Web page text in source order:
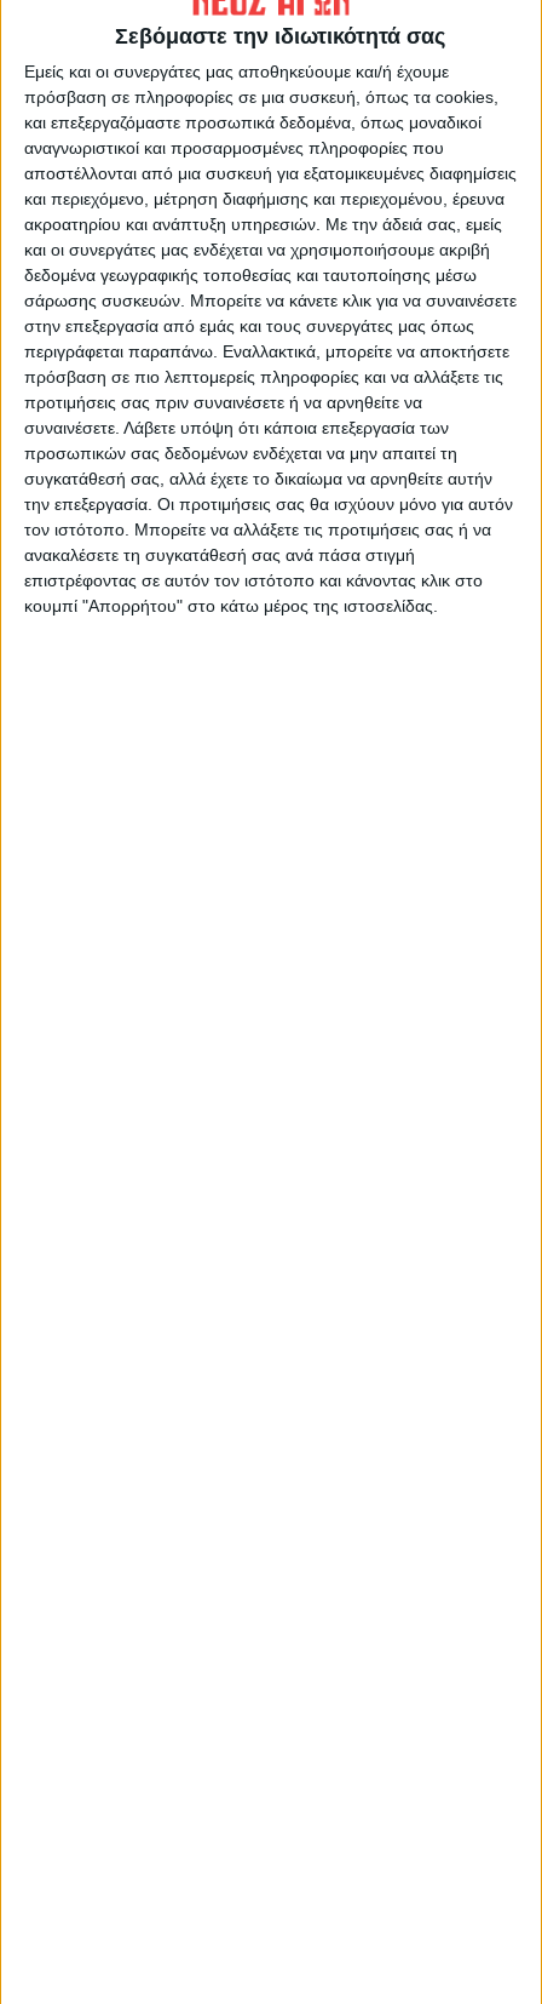
Σεβόμαστε την ιδιωτικότητά σας
Εμείς και οι συνεργάτες μας αποθηκεύουμε και/ή έχουμε
πρόσβαση σε πληροφορίες σε μια συσκευή, όπως τα cookies,
και επεξεργαζόμαστε προσωπικά δεδομένα, όπως μοναδικοί
αναγνωριστικοί και προσαρμοσμένες πληροφορίες που
αποστέλλονται από μια συσκευή για εξατομικευμένες διαφημίσεις
και περιεχόμενο, μέτρηση διαφήμισης και περιεχομένου, έρευνα
ακροατηρίου και ανάπτυξη υπηρεσιών. Με την άδειά σας, εμείς
και οι συνεργάτες μας ενδέχεται να χρησιμοποιήσουμε ακριβή
δεδομένα γεωγραφικής τοποθεσίας και ταυτοποίησης μέσω
σάρωσης συσκευών. Μπορείτε να κάνετε κλικ για να συναινέσετε
στην επεξεργασία από εμάς και τους συνεργάτες μας όπως
περιγράφεται παραπάνω. Εναλλακτικά, μπορείτε να αποκτήσετε
πρόσβαση σε πιο λεπτομερείς πληροφορίες και να αλλάξετε τις
προτιμήσεις σας πριν συναινέσετε ή να αρνηθείτε να
συναινέσετε. Λάβετε υπόψη ότι κάποια επεξεργασία των
προσωπικών σας δεδομένων ενδέχεται να μην απαιτεί τη
συγκατάθεσή σας, αλλά έχετε το δικαίωμα να αρνηθείτε αυτήν
την επεξεργασία. Οι προτιμήσεις σας θα ισχύουν μόνο για αυτόν
τον ιστότοπο. Μπορείτε να αλλάξετε τις προτιμήσεις σας ή να
ανακαλέσετε τη συγκατάθεσή σας ανά πάσα στιγμή
επιστρέφοντας σε αυτόν τον ιστότοπο και κάνοντας κλικ στο
κουμπί "Απορρήτου" στο κάτω μέρος της ιστοσελίδας.
περιοχή της Καρδίτσας. Σε έλεγχο που
ακολούθησε στο όχημα, βρέθηκαν και
κατασχέθηκαν μία πένσα και ένα γάντι, ενώ
από στην κατοχή του δράστη, βρέθηκε και
κατασχέθηκε ένα κινητό τηλέφωνο.
Επιπλέον, κατασχέθηκε και το
προαναφερόμενο όχημα, ως μέσο τέλεσης
της διακεκριμένης κλοπής. Προανάκριση
διενεργεί το Τμήμα Ασφάλειας Καρδίτσας.
Τελευταίες Ειδήσεις Σήμερα
Ακολούθησε την εφημερίδα ΝΕΟΣ
ΑΓΩΝ στο Google News!
Όλες οι εξελίξεις στην περιοχή της
Καρδίτσας και ευρύτερα της Θεσσαλίας